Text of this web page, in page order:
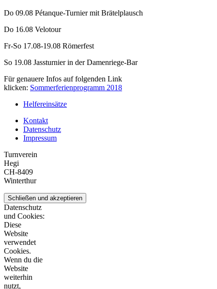
Do 09.08 Pétanque-Turnier mit Brätelplausch
Do 16.08 Velotour
Fr-So 17.08-19.08 Römerfest
So 19.08 Jassturnier in der Damenriege-Bar
Für genauere Infos auf folgenden Link
klicken: Sommerferienprogramm 2018
Helfereinsätze
Kontakt
Datenschutz
Impressum
Turnverein
Hegi
CH-8409
Winterthur
Datenschutz
und Cookies:
Diese
Website
verwendet
Cookies.
Wenn du die
Website
weiterhin
nutzt,